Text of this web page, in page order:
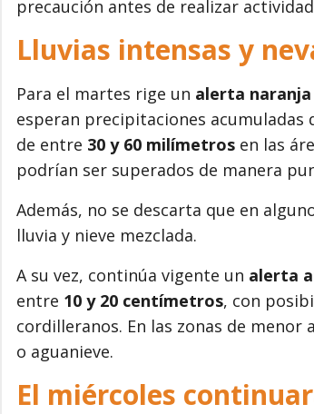
precaución antes de realizar
Lluvias intensas y
Para el martes rige un alerta
esperan precipitaciones acumuladas
de entre 30 y 60 milímetros en las
podrían ser superados de manera
Además, no se descarta que en
lluvia y nieve mezclada.
A su vez, continúa vigente un alerta
entre 10 y 20 centímetros, con
cordilleranos. En las zonas de
o aguanieve.
El miércoles